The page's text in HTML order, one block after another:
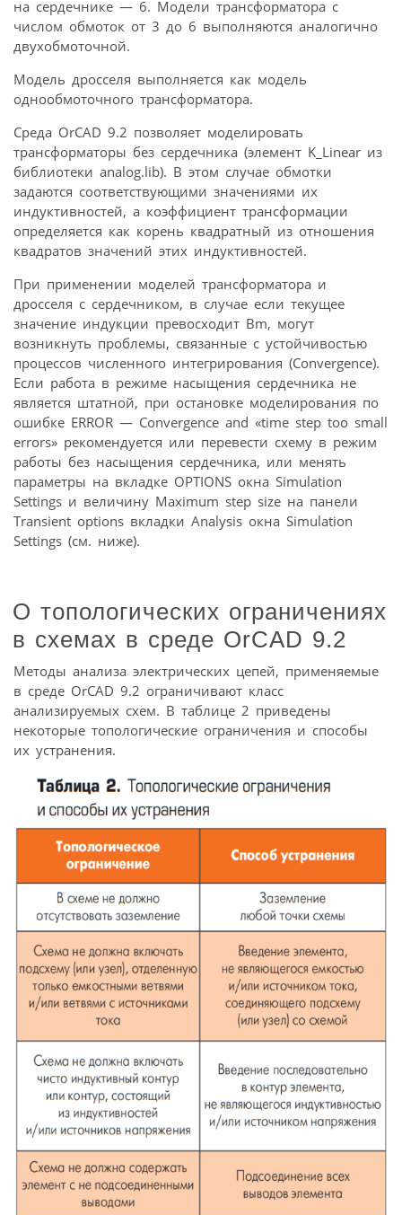
на сердечнике — 6. Модели трансформатора с
числом обмоток от 3 до 6 выполняются аналогично
двухобмоточной.
Модель дросселя выполняется как модель
однообмоточного трансформатора.
Среда OrCAD 9.2 позволяет моделировать
трансформаторы без сердечника (элемент K_Linear из
библиотеки analog.lib). В этом случае обмотки
задаются соответствующими значениями их
индуктивностей, а коэффициент трансформации
определяется как корень квадратный из отношения
квадратов значений этих индуктивностей.
При применении моделей трансформатора и
дросселя с сердечником, в случае если текущее
значение индукции превосходит Bm, могут
возникнуть проблемы, связанные с устойчивостью
процессов численного интегрирования (Convergence).
Если работа в режиме насыщения сердечника не
является штатной, при остановке моделирования по
ошибке ERROR — Convergence and «time step too small
errors» рекомендуется или перевести схему в режим
работы без насыщения сердечника, или менять
параметры на вкладке OPTIONS окна Simulation
Settings и величину Maximum step size на панели
Transient options вкладки Analysis окна Simulation
Settings (см. ниже).
О топологических ограничениях
в схемах в среде OrCAD 9.2
Методы анализа электрических цепей, применяемые
в среде OrCAD 9.2 ограничивают класс
анализируемых схем. В таблице 2 приведены
некоторые топологические ограничения и способы
их устранения.